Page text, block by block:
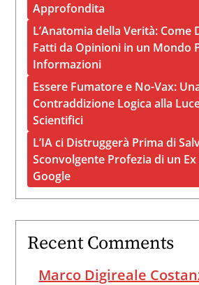
Approfondita
L’Anatomia della Verità: Come
Fatti da Opinioni in un Mondo
Informazioni
Essere Fumatore e No-Vax:
Contraddizione Logica alla
Scientifici
L’IA ci Distruggerà Prima di
Sconvolgente Profezia di un
Google
Recent Comments
Marco Digireale